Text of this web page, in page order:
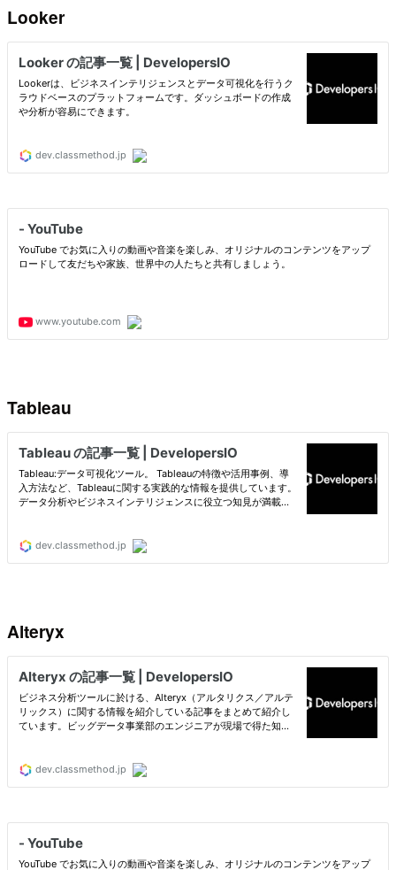
Looker
Tableau
Alteryx